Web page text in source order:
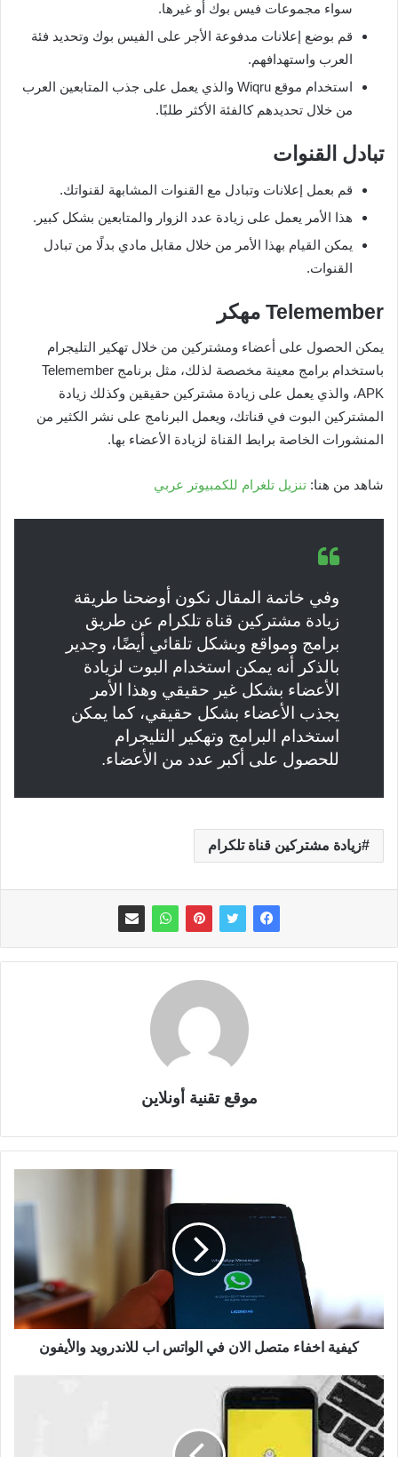
سواء مجموعات فيس بوك أو غيرها.
قم بوضع إعلانات مدفوعة الأجر على الفيس بوك وتحديد فئة
العرب واستهدافهم.
استخدام موقع Wiqru والذي يعمل على جذب المتابعين العرب
من خلال تحديدهم كالفئة الأكثر طلبًا.
تبادل القنوات
قم بعمل إعلانات وتبادل مع القنوات المشابهة لقنواتك.
هذا الأمر يعمل على زيادة عدد الزوار والمتابعين بشكل كبير.
يمكن القيام بهذا الأمر من خلال مقابل مادي بدلًا من تبادل
القنوات.
Telemember مهكر
يمكن الحصول على أعضاء ومشتركين من خلال تهكير التليجرام
باستخدام برامج معينة مخصصة لذلك، مثل برنامج Telemember
APK، والذي يعمل على زيادة مشتركين حقيقين وكذلك زيادة
المشتركين البوت في قناتك، ويعمل البرنامج على نشر الكثير من
المنشورات الخاصة برابط القناة لزيادة الأعضاء بها.
شاهد من هنا: تنزيل تلغرام للكمبيوتر عربي
وفي خاتمة المقال نكون أوضحنا طريقة
زيادة مشتركين قناة تلكرام عن طريق
برامج ومواقع وبشكل تلقائي أيضًا، وجدير
بالذكر أنه يمكن استخدام البوت لزيادة
الأعضاء بشكل غير حقيقي وهذا الأمر
يجذب الأعضاء بشكل حقيقي، كما يمكن
استخدام البرامج وتهكير التليجرام
للحصول على أكبر عدد من الأعضاء.
زيادة مشتركين قناة تلكرام
موقع تقنية أونلاين
كيفية اخفاء متصل الان في الواتس اب للاندرويد والأيفون